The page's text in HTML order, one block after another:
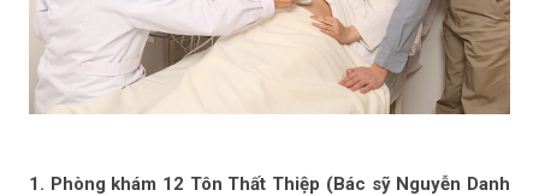
1. Phòng khám 12 Tôn Thất Thiệp (Bác sỹ Nguyễn Danh
h
ơ
n